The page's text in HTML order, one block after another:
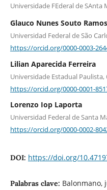
Universidade FEderal de SAnta
Glauco Nunes Souto Ramos
Universidad Federal de São
https://orcid.org/0000-0003-
Lilian Aparecida Ferreira
Universidade Estadual Paulista,
https://orcid.org/0000-0001-
Lorenzo Iop Laporta
Universidad Federal de Santa
https://orcid.org/0000-0002-
DOI: https://doi.org/
Palabras clave: Balonmano,